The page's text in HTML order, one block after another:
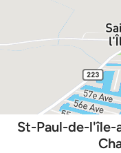
St-Paul-de-l'île-